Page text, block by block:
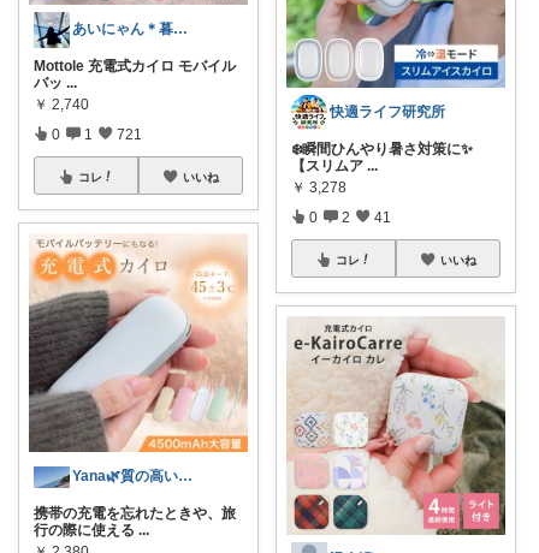
あいにゃん＊暮らしroom
Mottole 充電式カイロ モバイル
バッ ...
￥ 2,740
0 1 721
コレ いいね
Yana🌿質の高い暮らしのROOM
携帯の充電を忘れたときや、旅
行の際に使える ...
快適ライフ研究所
❄️瞬間ひんやり暑さ対策に✨
【スリムア ...
￥ 3,278
0 2 41
コレ いいね